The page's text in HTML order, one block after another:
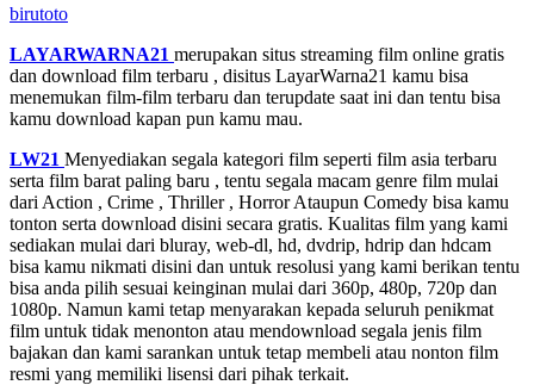
birutoto
LAYARWARNA21 merupakan situs streaming film online gratis
dan download film terbaru , disitus LayarWarna21 kamu bisa
menemukan film-film terbaru dan terupdate saat ini dan tentu bisa
kamu download kapan pun kamu mau.
LW21 Menyediakan segala kategori film seperti film asia terbaru
serta film barat paling baru , tentu segala macam genre film mulai
dari Action , Crime , Thriller , Horror Ataupun Comedy bisa kamu
tonton serta download disini secara gratis. Kualitas film yang kami
sediakan mulai dari bluray, web-dl, hd, dvdrip, hdrip dan hdcam
bisa kamu nikmati disini dan untuk resolusi yang kami berikan tentu
bisa anda pilih sesuai keinginan mulai dari 360p, 480p, 720p dan
1080p. Namun kami tetap menyarakan kepada seluruh penikmat
film untuk tidak menonton atau mendownload segala jenis film
bajakan dan kami sarankan untuk tetap membeli atau nonton film
resmi yang memiliki lisensi dari pihak terkait.